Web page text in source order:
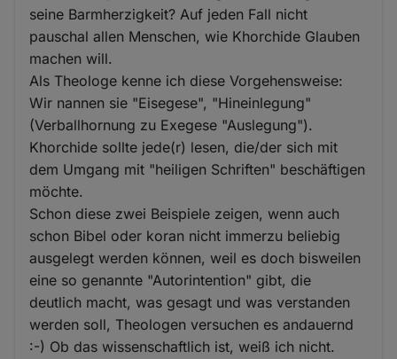
seine Barmherzigkeit? Auf jeden Fall nicht
pauschal allen Menschen, wie Khorchide Glauben
machen will.
Als Theologe kenne ich diese Vorgehensweise:
Wir nannen sie "Eisegese", "Hineinlegung"
(Verballhornung zu Exegese "Auslegung").
Khorchide sollte jede(r) lesen, die/der sich mit
dem Umgang mit "heiligen Schriften" beschäftigen
möchte.
Schon diese zwei Beispiele zeigen, wenn auch
schon Bibel oder koran nicht immerzu beliebig
ausgelegt werden können, weil es doch bisweilen
eine so genannte "Autorintention" gibt, die
deutlich macht, was gesagt und was verstanden
werden soll, Theologen versuchen es andauernd
:-) Ob das wissenschaftlich ist, weiß ich nicht.